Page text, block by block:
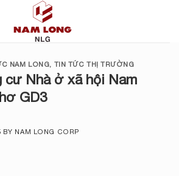
NAM LONG, TIN TỨC THỊ TRƯỜNG
cư Nhà ở xã hội Nam
GD3
BY NAM LONG CORP